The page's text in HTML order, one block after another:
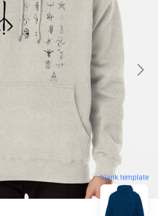
blank template